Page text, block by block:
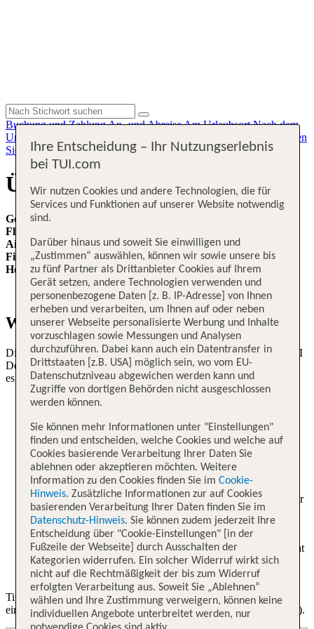
Buchung und ZahlungAn- und AbreiseAm UrlaubsortNach dem
Urlaub
Urlaub planen
Sicherheit und ServiceAm UrlaubsortFlug planen
Über Sundair
Gegründet:
Flotte:
Airline IATA Code:SR
Firmensitz:Stralsund/Deutschland
Homepage: https://sundair.com/booking/#/
Web Check-in / Online Check-in
Diese Informationen gelten für alle Pauschalreisen der Marken TUI
Deutschland, ROBINSON und airtours. Für X-TUI und ltur kann
es abweichende Regelungen geben
Der Web Check-in ist nur für ausgewählte Flüge möglich.
Hier finden Sie denWeb Check-in / Online Check-in für
Sundair.
Der Web Check-in ist ab 48 Stunden bis 3 Stunden vor
Abflug möglich.
Für den Web Check-in bitte die TUI Buchungsnummer unter
"Ihre Rechnungsnummer" sowie Vor- und Nachname
eingeben.
Kann der Web Check-in über die Webseite von Sundair nicht
durchgeführt werden, ist der kostenfreie Check-in nur am
Flughafen möglich.
Tipp: Sollte es technische Probleme geben, probieren Sie zunächst
einen anderen Browser aus (z.B. Google Chrome, Microsoft Edge).
Ihre Entscheidung – Ihr Nutzungserlebnis
bei TUI.com
Wir nutzen Cookies und andere Technologien, die für
Services und Funktionen auf unserer Website notwendig
sind.
Darüber hinaus und soweit Sie einwilligen und
„Zustimmen“ auswählen, können wir sowie unsere bis
zu fünf Partner als Drittanbieter Cookies auf Ihrem
Gerät setzen, andere Technologien verwenden und
personenbezogene Daten [z. B. IP-Adresse] von Ihnen
erheben und verarbeiten, um Ihnen auf oder neben
unserer Webseite personalisierte Werbung und Inhalte
vorzuschlagen sowie Messungen und Analysen
durchzuführen. Dabei kann auch ein Datentransfer in
Drittstaaten [z.B. USA] möglich sein, wo vom EU-
Datenschutzniveau abgewichen werden kann und
Zugriffe von dortigen Behörden nicht ausgeschlossen
werden können.
Sie können mehr Informationen unter "Einstellungen"
finden und entscheiden, welche Cookies und welche auf
Cookies basierende Verarbeitung Ihrer Daten Sie
ablehnen oder akzeptieren möchten. Weitere
Information zu den Cookies finden Sie im Cookie-
Hinweis. Zusätzliche Informationen zur auf Cookies
basierenden Verarbeitung Ihrer Daten finden Sie im
Datenschutz-Hinweis. Sie können zudem jederzeit Ihre
Entscheidung über "Cookie-Einstellungen" [in der
Fußzeile der Webseite] durch Ausschalten der
Kategorien widerrufen. Ein solcher Widerruf wirkt sich
nicht auf die Rechtmäßigkeit der bis zum Widerruf
erfolgten Verarbeitung aus. Soweit Sie „Ablehnen“
wählen und Ihre Zustimmung verweigern, können keine
individuellen Angebote unterbreitet werden, nur